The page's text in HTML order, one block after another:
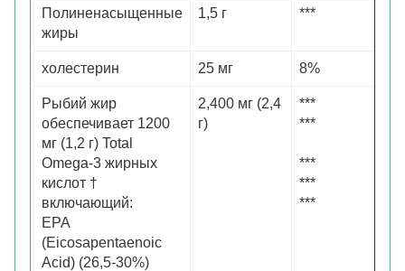
Полиненасыщенные
жиры
1,5 г ***
холестерин 25 мг 8%
Рыбий жир
обеспечивает 1200
мг (1,2 г) Total
Omega-3 жирных
кислот †
включающий:
EPA
(Eicosapentaenoic
Acid) (26,5-30%)
2,400 мг (2,4
г)
***
***
***
***
***